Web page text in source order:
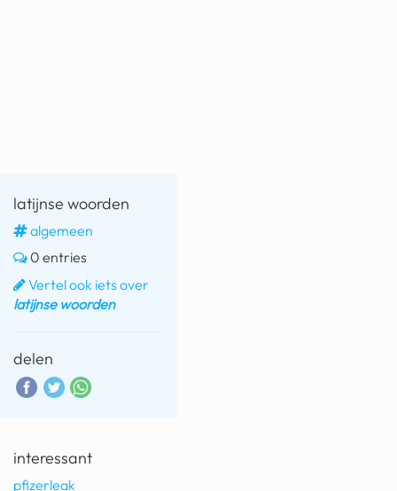
latijnse woorden
algemeen
0 entries
Vertel ook iets over
latijnse woorden
delen
interessant
pfizerleak